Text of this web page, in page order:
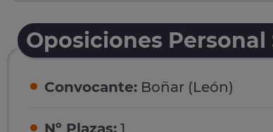
Oposiciones Personal
Convocante: Boñar (León)
Nº Plazas: 1